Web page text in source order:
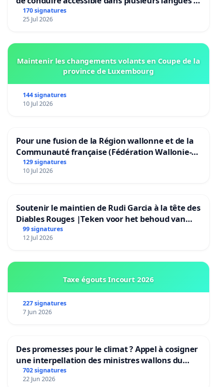
Bruxelles
170 signatures
25 Jul 2026
Maintenir les changements volants en Coupe de la
province de Luxembourg
144 signatures
10 Jul 2026
Pour une fusion de la Région wallonne et de la
Communauté française (Fédération Wallonie-
Bruxelles)
129 signatures
10 Jul 2026
Soutenir le maintien de Rudi Garcia à la tête des
Diables Rouges |Teken voor het behoud van
Rudi Garcia als bondscoach
99 signatures
12 Jul 2026
Taxe égouts Incourt 2026
227 signatures
7 Jun 2026
Des promesses pour le climat ? Appel à cosigner
une interpellation des ministres wallons du
climat et de l’environnement.
702 signatures
22 Jun 2026